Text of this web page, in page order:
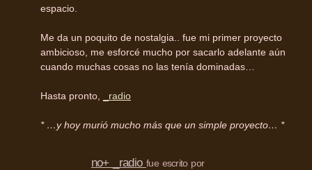
espacio.
Me da un poquito de nostalgia.. fue mi primer proyecto
ambicioso, me esforcé mucho por sacarlo adelante aún
cuando muchas cosas no las tenía dominadas…
Hasta pronto, _radio
* …y hoy murió mucho más que un simple proyecto… *
no+ _radio fue escrito por